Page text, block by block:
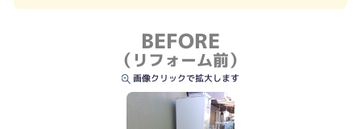
BEFORE
（リフォーム前）
画像クリックで拡大します